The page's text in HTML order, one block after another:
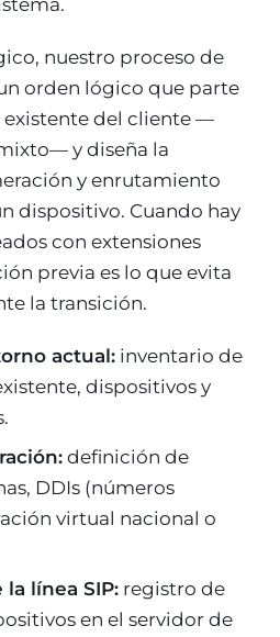
nuestro proceso de
orden lógico que parte
del cliente —
y diseña la
y enrutamiento
dispositivo. Cuando hay
con extensiones
previa es lo que evita
la transición.
actual: inventario de
dispositivos y
definición de
DDIs (números
virtual nacional o
línea SIP: registro de
en el servidor de